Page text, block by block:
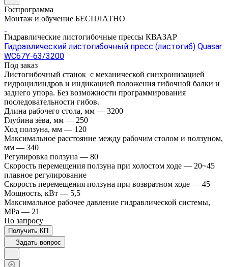
Госпрограмма
Монтаж и обучение БЕСПЛАТНО
Гидравлические листогибочные прессы КВАЗАР
Гидравлический листогибочный пресс (листогиб) Quasar
WC67Y-63/3200
Под заказ
Листогибочный станок с механической синхронизацией
гидроцилиндров и индикацией положения гибочной балки и
заднего упора. Без возможности программирования
последовательности гибов.
Длина рабочего стола, мм — 3200
Глубина зёва, мм — 250
Ход ползуна, мм — 120
Максимальное расстояние между рабочим столом и ползуном,
мм — 340
Регулировка ползуна — 80
Скорость перемещения ползуна при холостом ходе — 20~45
плавное регулирование
Скорость перемещения ползуна при возвратном ходе — 45
Мощность, кВт — 5,5
Максимальное рабочее давление гидравлической системы,
MPa — 21
По запросу
Получить КП
Задать вопрос